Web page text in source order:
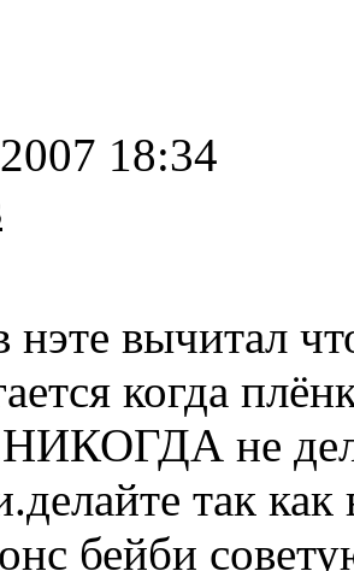
18:34
нэте вычитал
когда
не
так
бейби